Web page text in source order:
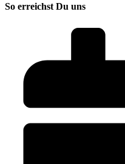
So erreichst Du uns